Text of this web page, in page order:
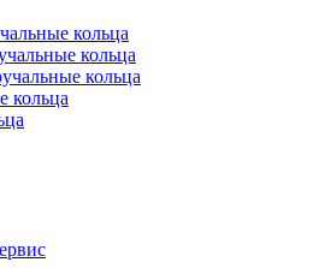
кольца
кольца
кольца
кольца